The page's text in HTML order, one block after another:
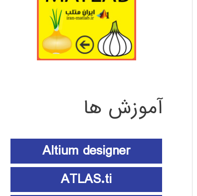
آموزش ها
Altium designer
ATLAS.ti